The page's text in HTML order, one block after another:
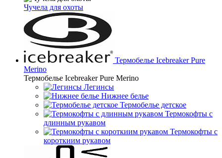
Чучела для охоты
Термобелье Icebreaker Pure
Merino
Термобелье Icebreaker Pure Merino
Легинсы
Нижнее белье
Термобелье детское
Термокофты с
длинным рукавом
Термокофты с
короткиим рукавом